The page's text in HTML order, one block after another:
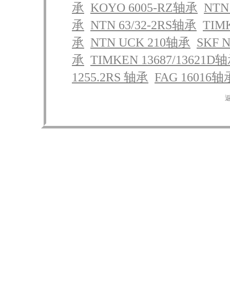
承 KOYO 6005-RZ轴承
承 NTN 63/32-2RS轴承
承 NTN UCK 210轴承 SKF
承 TIMKEN 13687/13621D
1255.2RS 轴承 FAG 16016轴